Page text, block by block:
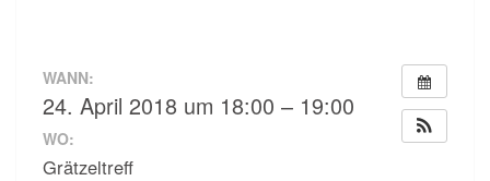
HERNALS
WANN:
24. April 2018 um 18:00 – 19:00
WO:
Grätzeltreff